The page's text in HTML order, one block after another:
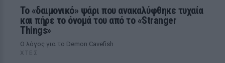
Το «δαιμονικό» ψάρι που ανακαλύφθηκε τυχαία
και πήρε το όνομά του από το «Stranger
Things»
Ο λόγος για το Demon Cavefish
ΧΤΕΣ